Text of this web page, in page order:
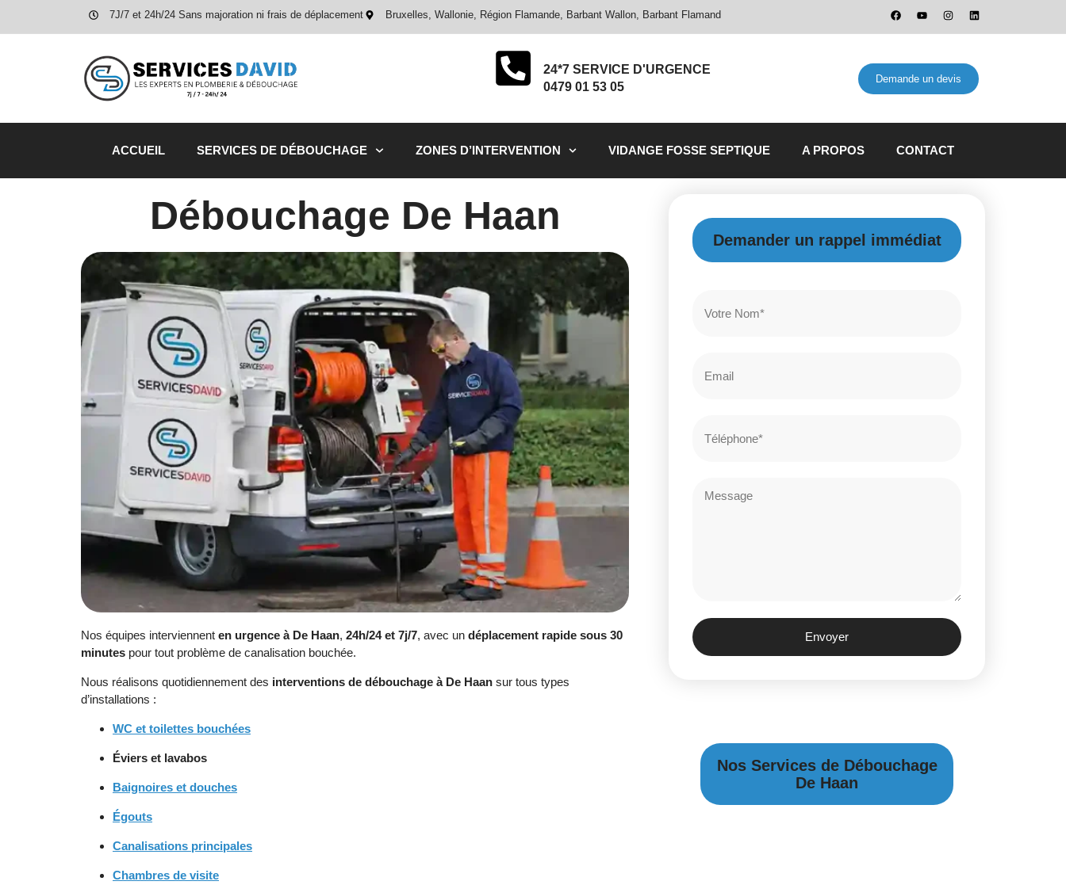
7J/7 et 24h/24 Sans majoration ni frais de déplacement Bruxelles, Wallonie, Région Flamande, Barbant Wallon, Barbant Flamand
24*7 SERVICE D'URGENCE
0479 01 53 05
Demande un devis
ACCUEIL SERVICES DE DÉBOUCHAGE ZONES D’INTERVENTION VIDANGE FOSSE SEPTIQUE A PROPOS CONTACT
Débouchage De Haan
Nos équipes interviennent en urgence à De Haan, 24h/24 et 7j/7, avec un déplacement rapide sous 30
minutes pour tout problème de canalisation bouchée.
Nous réalisons quotidiennement des interventions de débouchage à De Haan sur tous types
d’installations :
WC et toilettes bouchées
Éviers et lavabos
Baignoires et douches
Égouts
Canalisations principales
Chambres de visite
Demander un rappel immédiat
Envoyer
Nos Services de Débouchage
De Haan